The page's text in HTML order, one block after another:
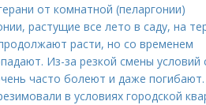
от комнатной (пеларгонии)
растущие все лето в саду, на
расти, но со временем
Из-за резкой смены условий
часто болеют и даже
в условиях городской